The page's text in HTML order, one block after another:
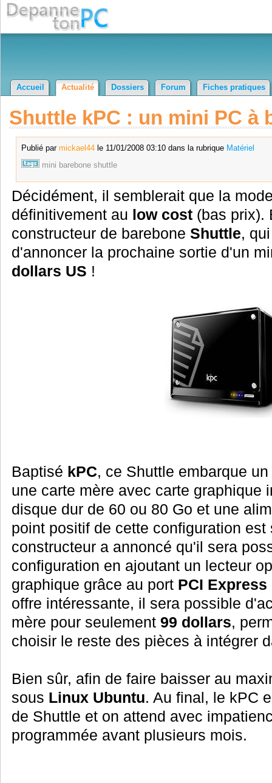
Accueil Actualité Dossiers Forum Fiches pratiques
Shuttle kPC : un mini PC à
Publié par mickael44le 11/01/2008 03:10 dans la rubrique Matériel
mini barebone shuttle
Décidément, il semblerait que la
définitivement au low cost(bas prix).
constructeur de barebone Shuttle,
d'annoncer la prochaine sortie d'un
dollars US !
Baptisé kPC, ce Shuttle embarque
une carte mère avec carte graphique
disque dur de 60 ou 80 Go et une
point positif de cette configuration
constructeur a annoncé qu'il sera
configuration en ajoutant un lecteur
graphique grâce au port PCI Express
offre intéressante, il sera possible
mère pour seulement 99 dollars,
choisir le reste des pièces à intégrer
Bien sûr, afin de faire baisser au
sous Linux Ubuntu. Au final, le kPC
de Shuttle et on attend avec
programmée avant plusieurs mois.